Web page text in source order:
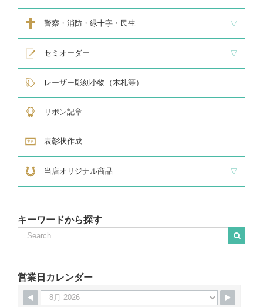
スタンダードクリスタル１
スタンダードクリスタル２
ゴルフ専用クリスタル
警察・消防・緑十字・民生
レリーフ交換式各種
民生・緑十字専用楯
自衛隊専用
警察消防関連メダル
セミオーダー
サンドブラスト
レーザー彫刻楯
フルカラーダイレクトプリント
インクジェットプリントエポ
オリジナル木札
レーザー彫刻小物（木札等）
リボン記章
表彰状作成
当店オリジナル商品
キーワードから探す
Search
for:
営業日カレンダー